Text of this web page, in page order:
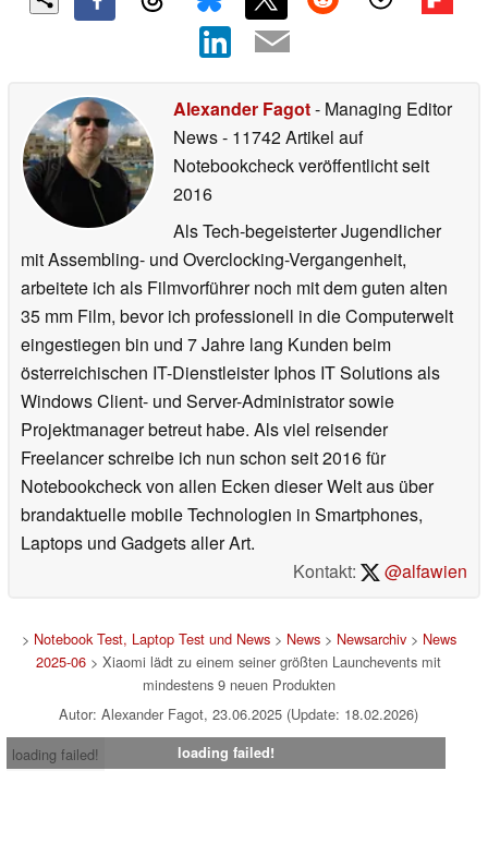
Alexander Fagot- Managing Editor
News- 11742 Artikel auf
Notebookcheck veröffentlichtseit
2016
Als Tech-begeisterter Jugendlicher
mit Assembling- und Overclocking-Vergangenheit,
arbeitete ich als Filmvorführer noch mit dem guten alten
35 mm Film, bevor ich professionell in die Computerwelt
eingestiegen bin und 7 Jahre lang Kunden beim
österreichischen IT-Dienstleister Iphos IT Solutions als
Windows Client- und Server-Administrator sowie
Projektmanager betreut habe. Als viel reisender
Freelancer schreibe ich nun schon seit 2016 für
Notebookcheck von allen Ecken dieser Welt aus über
brandaktuelle mobile Technologien in Smartphones,
Laptops und Gadgets aller Art.
Kontakt:
@alfawien
> Notebook Test, Laptop Test und News> News> Newsarchiv> News
2025-06 > Xiaomi lädt zu einem seiner größten Launchevents mit
mindestens 9 neuen Produkten
Autor: Alexander Fagot, 23.06.2025 (Update: 18.02.2026)
loading failed!
loading failed!